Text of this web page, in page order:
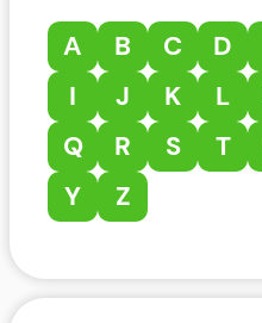
A B C D
I
J K L
Q
R S T
Y
Z